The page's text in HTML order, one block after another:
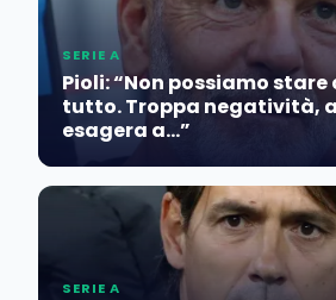
SERIE A
Pioli: “Non possiamo
tutto. Troppa negatività,
esagera a…”
SERIE A